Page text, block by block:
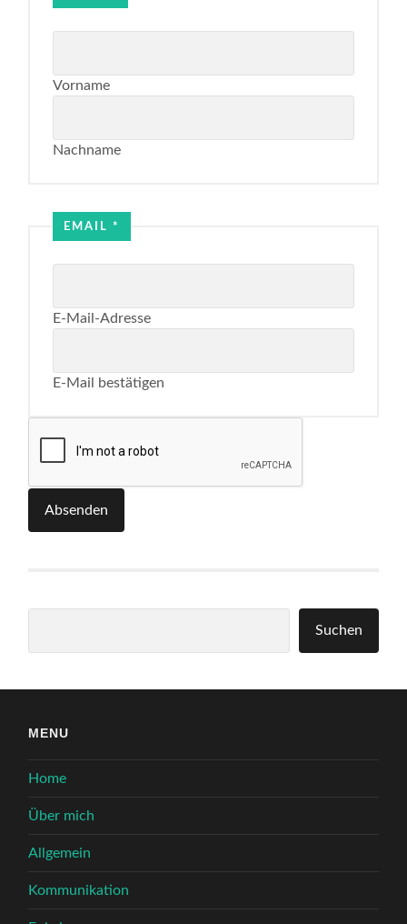
Vorname
Nachname
Email
EMAIL*
E-Mail-Adresse
E-Mail bestätigen
Absenden
Suchen
MENU
Home
Über mich
Allgemein
Kommunikation